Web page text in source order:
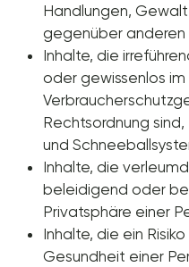
Handlungen,
gegenüber
Inhalte, die
oder gewissenlos im
Rechtsordnung
und
Inhalte, die
beleidigend oder
Privatsphäre einer
Inhalte, die ein
Gesundheit einer